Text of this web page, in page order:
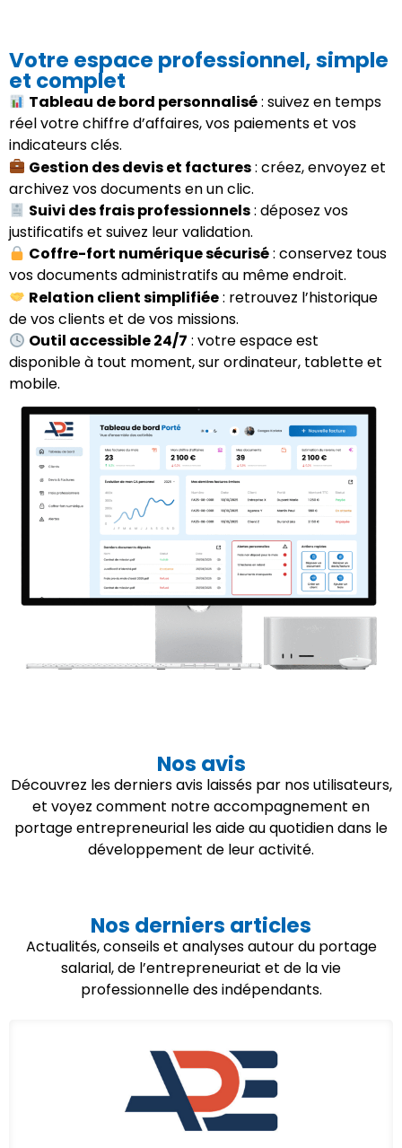
Votre espace professionnel, simple
et complet
Tableau de bord personnalisé: suivez en temps
réel votre chiffre d’affaires, vos paiements et vos
indicateurs clés.
Gestion des devis et factures: créez, envoyez et
archivez vos documents en un clic.
Suivi des frais professionnels: déposez vos
justificatifs et suivez leur validation.
Coffre-fort numérique sécurisé: conservez tous
vos documents administratifs au même endroit.
Relation client simplifiée: retrouvez l’historique
de vos clients et de vos missions.
Outil accessible 24/7 : votre espace est
disponible à tout moment, sur ordinateur, tablette et
mobile.
Nos avis
Découvrez les derniers avis laissés par nos utilisateurs,
et voyez comment notre accompagnement en
portage entrepreneurial les aide au quotidien dans le
développement de leur activité.
Nos derniers articles
Actualités, conseils et analyses autour du portage
salarial, de l’entrepreneuriat et de la vie
professionnelle des indépendants.